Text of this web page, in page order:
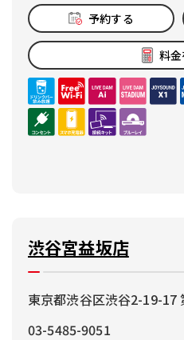
予約する
料金
渋谷宮益坂店
東京都渋谷区渋谷2-19-17
03-5485-9051